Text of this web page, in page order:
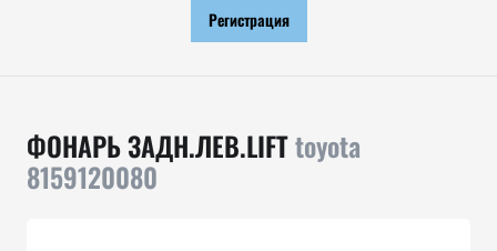
Регистрация
ФОНАРЬ ЗАДН.ЛЕВ.LIFTtoyota
8159120080